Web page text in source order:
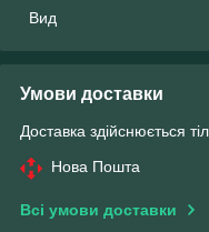
Вид
Умови доставки
Доставка здійснюється
Нова Пошта
Всі умови доставки